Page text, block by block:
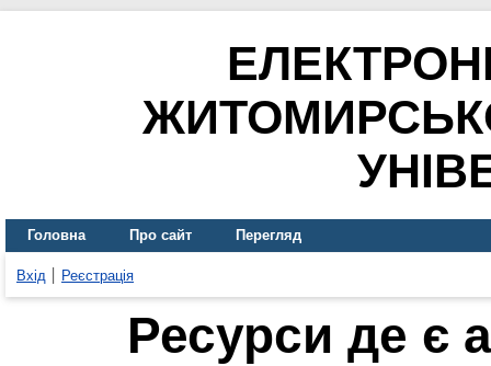
Головна Про сайт Перегляд
Вхід Реєстрація
Ресурси де є